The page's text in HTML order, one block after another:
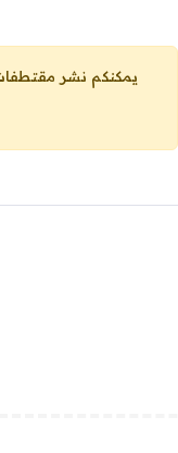
يمكنكم نشر مقتطفات من المقال الحاضر،